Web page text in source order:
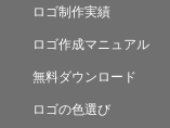
ロゴ制作実績
ロゴ作成マニュアル
無料ダウンロード
ロゴの色選び